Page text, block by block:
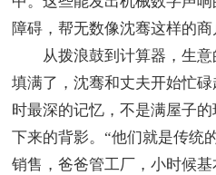
障碍，帮无数像沈骞这样的商
从拨浪鼓到计算器，生意
填满了，沈骞和丈夫开始忙
时最深的记忆，不是满屋子
下来的背影。“他们就是传统
销售，爸爸管工厂，小时候